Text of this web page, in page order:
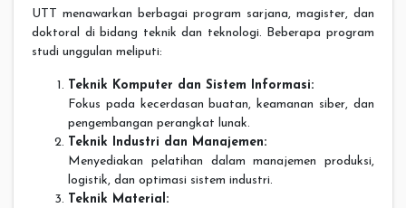
UTT menawarkan berbagai program sarjana, magister, dan
doktoral di bidang teknik dan teknologi. Beberapa program
studi unggulan meliputi:
Teknik Komputer dan Sistem Informasi:
Fokus pada kecerdasan buatan, keamanan siber, dan
pengembangan perangkat lunak.
Teknik Industri dan Manajemen:
Menyediakan pelatihan dalam manajemen produksi,
logistik, dan optimasi sistem industri.
Teknik Material: